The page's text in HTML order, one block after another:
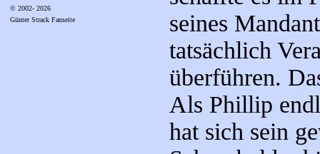
© 2002- 2026
Günter Strack Fanseite
seines
tatsächlich
überführen.
Als Phillip
hat sich sein